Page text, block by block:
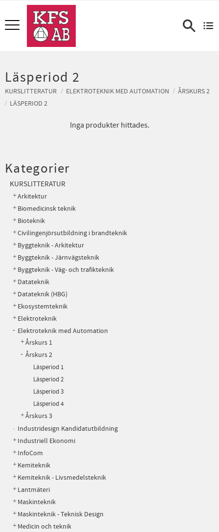
Meny
Läsperiod 2
KURSLITTERATUR ELEKTROTEKNIK MED AUTOMATION
ÅRSKURS 2
LÄSPERIOD 2
Inga produkter hittades.
Kategorier
KURSLITTERATUR
Arkitektur
Biomedicinsk teknik
Bioteknik
Civilingenjörsutbildning i brandteknik
Byggteknik - Arkitektur
Byggteknik - Järnvägsteknik
Byggteknik - Väg- och trafikteknik
Datateknik
Datateknik (HBG)
Ekosystemteknik
Elektroteknik
Elektroteknik med Automation
Årskurs 1
Årskurs 2
Läsperiod 1
Läsperiod 2
Läsperiod 3
Läsperiod 4
Årskurs 3
Industridesign Kandidatutbildning
Industriell Ekonomi
InfoCom
Kemiteknik
Kemiteknik - Livsmedelsteknik
Lantmäteri
Maskinteknik
Maskinteknik - Teknisk Design
Medicin och teknik